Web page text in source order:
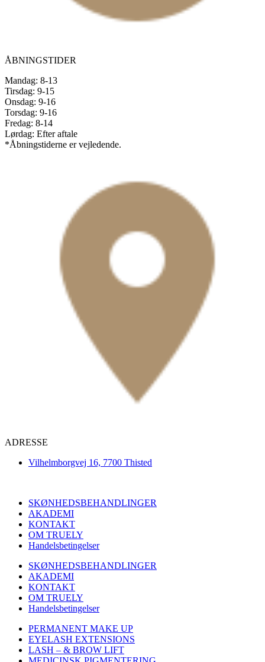
ÅBNINGSTIDER
Mandag: 8-13
Tirsdag: 9-15
Onsdag: 9-16
Torsdag: 9-16
Fredag: 8-14
Lørdag: Efter aftale
*Åbningstiderne er vejledende.
ADRESSE
Vilhelmborgvej 16, 7700 Thisted
SKØNHEDSBEHANDLINGER
AKADEMI
KONTAKT
OM TRUELY
Handelsbetingelser
SKØNHEDSBEHANDLINGER
AKADEMI
KONTAKT
OM TRUELY
Handelsbetingelser
PERMANENT MAKE UP
EYELASH EXTENSIONS
LASH – & BROW LIFT